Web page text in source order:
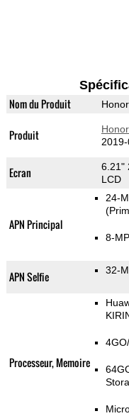
Nom du Produit
Produit
Ecran
6.21"
LCD
APN Principal
24-
8-
APN Selfie 32-
Processeur, Memoire